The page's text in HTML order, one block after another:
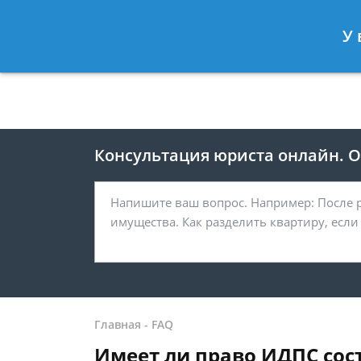
8 812 467-
Консультация юриста онлайн.
Главная - FAQ
Имеет ли право ИДПС
У